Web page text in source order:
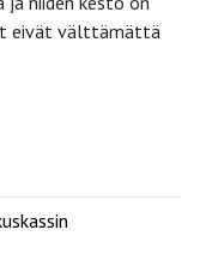
eivät välttämättä